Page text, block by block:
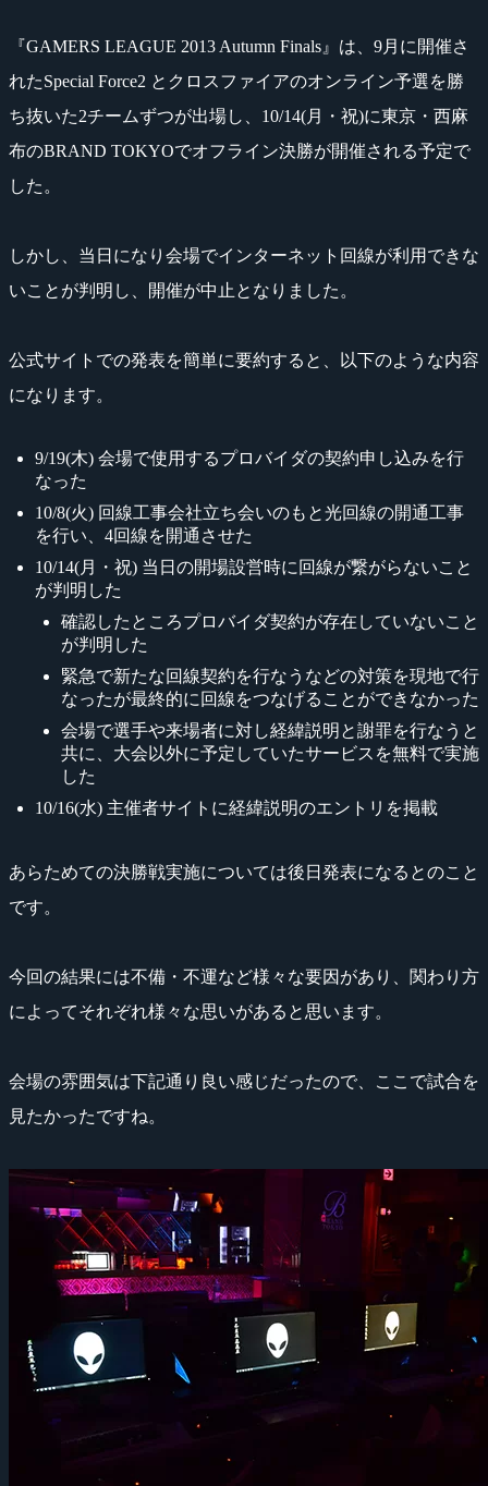
『GAMERS LEAGUE 2013 Autumn Finals』は、9月に開催さ
れたSpecial Force2 とクロスファイアのオンライン予選を勝
ち抜いた2チームずつが出場し、10/14(月・祝)に東京・西麻
布のBRAND TOKYOでオフライン決勝が開催される予定で
した。
しかし、当日になり会場でインターネット回線が利用できな
いことが判明し、開催が中止となりました。
公式サイトでの発表を簡単に要約すると、以下のような内容
になります。
9/19(木) 会場で使用するプロバイダの契約申し込みを行
なった
10/8(火) 回線工事会社立ち会いのもと光回線の開通工事
を行い、4回線を開通させた
10/14(月・祝) 当日の開場設営時に回線が繋がらないこと
が判明した
確認したところプロバイダ契約が存在していないこと
が判明した
緊急で新たな回線契約を行なうなどの対策を現地で行
なったが最終的に回線をつなげることができなかった
会場で選手や来場者に対し経緯説明と謝罪を行なうと
共に、大会以外に予定していたサービスを無料で実施
した
10/16(水) 主催者サイトに経緯説明のエントリを掲載
あらためての決勝戦実施については後日発表になるとのこと
です。
今回の結果には不備・不運など様々な要因があり、関わり方
によってそれぞれ様々な思いがあると思います。
会場の雰囲気は下記通り良い感じだったので、ここで試合を
見たかったですね。